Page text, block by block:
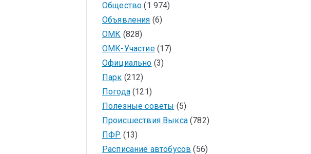
Общество (1 974)
Объявления (6)
ОМК (828)
ОМК-Участие(17)
Официально (3)
Парк (212)
Погода(121)
Полезные советы (5)
Происшествия Выкса(782)
ПФР (13)
Расписание автобусов (56)